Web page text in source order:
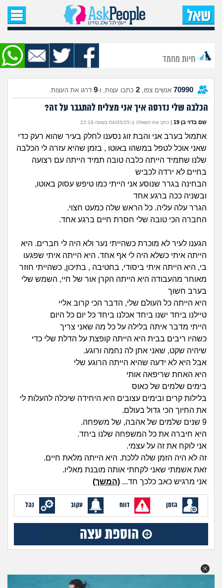
עמוד הבית
שאל שאלה
שאלות חדשות
שאלות שעוררו עניין
עצות חדשות
מה קורה כאן?
זוגיות
היריון ולידה
הורות ומשפחה
מתבגרים
מהבקו"ם... ועד מתי?!
לימודים וסטודנטים
חברים ואנשים
בית, שכנים ושותפים
שומרים על הגוף
פיננסי וכלכלה
בין הסדינים
חיות מחמד
יוקר המחיה
חיפוש שאלות
הרשמה | התחברות
חיות מחמד
70990 אנשים צפו, 2 כתבו עצות, ו-9 דרגו את העצות.
הכלבה שלי נדרסה איך אני מצליח להתגבר על זה?
שם בדוי בן 19 | כתב את השאלה ב-04/05/25 בשעה 22:19
אתמול בערב אני והבת זוג נסענו לחלק בעיר שהוא רעק כדי
שאני אוכל לטפל במשהו באוטו , בזמן שהיא עזרה לי הכלבה
שלנו שתמיד הייתה כלבה טובה תמיד הייתה עם רצועה
בחיים לא ירדה לכביש
הבחינה בגרר שנוסע אני הייתי כמו טיפש עסוק באוטו,
ובשניה ככה ברגע אחד
הגרר עלה עליה. כל הראש שלה כמעט חצוי.
החברה הכי טובה שלי חסרת חיים ברגע אחד.
הגענו לעיר לא מוכרת כשהייתי נער ולא היה לי חברים. היא
הייתה איתי כשלא היה לי אף אחד. היא הייתה איתי שפגעו
בי, היא הייתה איתי ביסודי, בחטיבה , בתיכון, כשהייתי חוזר
מאוחר מהעבודה היא הייתה הקרן אור של חיי, השמש שלי
בערב חשוך
היא הייתה כל העולם שלי, הדבר הכי קרוב אליי
טיילנו ביחד ישנו ביחד אכלנו ביחד כל יום כל היום
הייתי מדבר איתה בלילה על כל מה שאני צריך
כשהיו ריבים בבית היא הייתה קופצת על הדלת שלי כדי
שיהיה שקט, שאני אתן לה נחמה ורוגע.
אבל היא לא ידעה שהיא הייתה הרוגע שלי
היא האחת שריפאה אותי
בימים שלמים של כאוס
בלילות קרים ובימים עצובים היא היחידה שיכלה להעלות לי
את החיוך הכי גדול בעולם.
9 שנים שלמים של אהבה, של משפחה.
היא חיברה את כל המשפחה שלנו ביחד.
אני לוקח את זה על עצמי.
זה לא היה הזמן שלה ללכת. היא הייתה מלאת חיים.
זאת אשמתי שאני לקחתי אותה מובנת מאליו.
אני מרגיש כאב כלכך חד... (המשך)
הזמן דווח עקוב נהל